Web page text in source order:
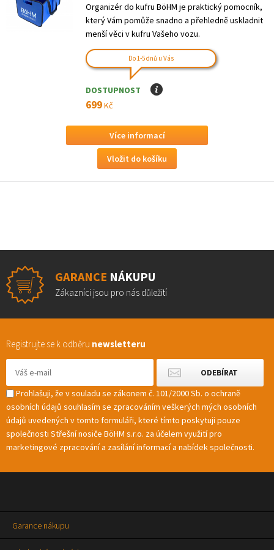
Organizér do kufru BöHM je praktický pomocník,
který Vám pomůže snadno a přehledně uskladnit
menší věci v kufru Vašeho vozu.
Do 1-5 dnů u Vás
DOSTUPNOST I
699Kč
Více informací
GARANCE NÁKUPU
Zákazníci jsou pro nás důležití
Registrujte se k odběru newsletteru
Prohlašuji, že v souladu se zákonem č. 101/2000 Sb. o ochraně
osobních údajů souhlasím se zpracováním veškerých mých osobních
údajů uvedených v tomto formuláři, které tímto poskytuji pouze
společnosti Střešní nosiče BöHM s.r.o. za účelem využití pro
marketingové zpracování a zasílání informací a nabídek společnosti.
Garance nákupu